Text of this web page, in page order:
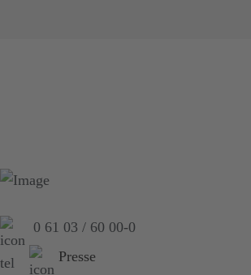
0 61 03 / 60 00-0
Presse